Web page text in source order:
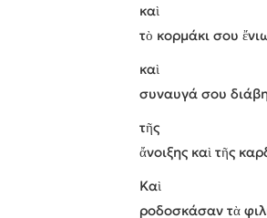
καὶ
τὸ κορμάκι σου
καὶ
συναυγά σου
τῆς
ἄνοιξης καὶ τῆς
Καὶ
ροδοσκάσαν τὰ